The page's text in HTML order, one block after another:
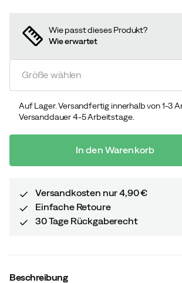
Wie passt dieses Produkt?
Wie erwartet
Größe wählen
Auf Lager. Versandfertig innerhalb von 1-3
Versanddauer 4-5 Arbeitstage.
In den Warenkorb
Versandkosten nur 4,90 €
Einfache Retoure
30 Tage Rückgaberecht
Beschreibung